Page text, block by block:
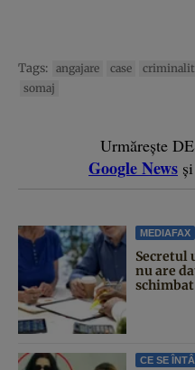
Tags: angajare case
somaj
Urmărește
Google News și
MEDIAFAX
Secretul
nu are
CE SE